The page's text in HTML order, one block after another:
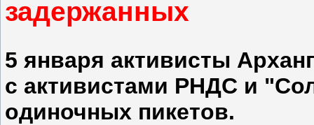
задержанных
5 января активисты
с активистами РНДС и
одиночных пикетов.